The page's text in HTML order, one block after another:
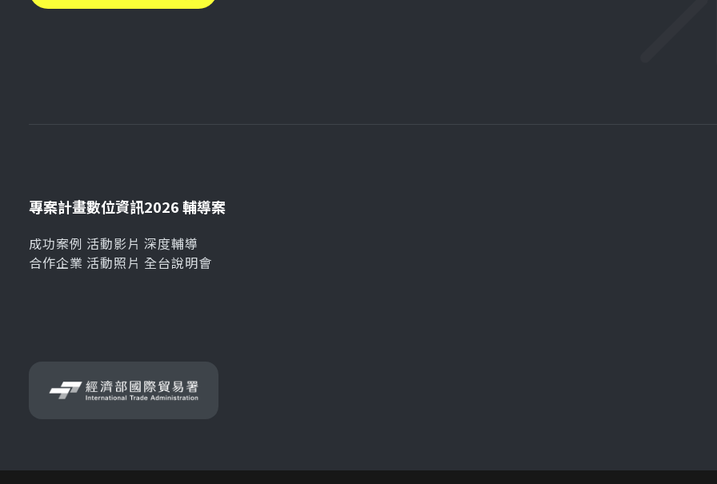
專案計畫
成功案例
合作企業
數位資訊
活動影片
活動照片
2026 輔導案
深度輔導
全台說明會